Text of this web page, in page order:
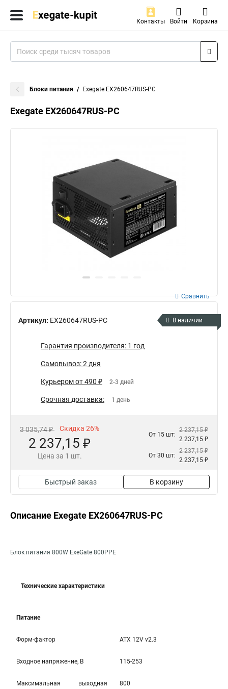
Контакты Войти Корзина
Блоки питания Exegate EX260647RUS-PC
Exegate EX260647RUS-PC
Артикул: EX260647RUS-PC
Сравнить
В наличии
Гарантия производителя: 1 год
Самовывоз: 2 дня
Курьером от 490 ₽ 2-3 дней
Срочная доставка: 1 день
3 035,74 ₽ Скидка 26%
2 237,15 ₽
Цена за 1 шт.
От 15 шт:
2 237,15 ₽
2 237,15 ₽
От 30 шт:
2 237,15 ₽
2 237,15 ₽
Быстрый заказ В корзину
Описание Exegate EX260647RUS-PC
Блок питания 800W ExeGate 800PPE
Технические характеристики
Питание
Форм-фактор ATX 12V v2.3
Входное напряжение, В 115-253
Максимальная выходная
800